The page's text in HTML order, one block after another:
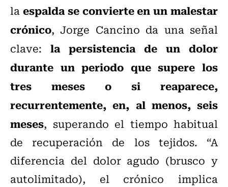
laespalda se convierte en un malestar
crónico, Jorge Cancino da una señal
clave: la persistencia de un dolor
durante un periodo que supere los
tres meses o si reaparece,
recurrentemente, en, al menos, seis
meses, superando el tiempo habitual
de recuperación de los tejidos. “A
diferencia del dolor agudo (brusco y
autolimitado), el crónico implica